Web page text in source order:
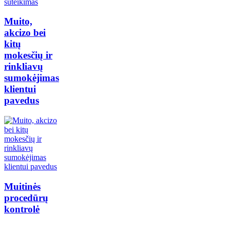
Muito,
akcizo bei
kitų
mokesčių ir
rinkliavų
sumokėjimas
klientui
pavedus
Muitinės
procedūrų
kontrolė